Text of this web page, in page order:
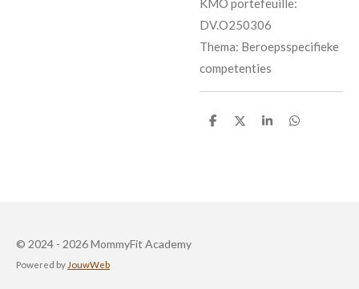
KMO portefeuille:
DV.O250306
Thema: Beroepsspecifieke
competenties
D
D
S
D
© 2024 - 2026 MommyFit Academy
Powered by JouwWeb